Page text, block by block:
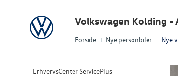
Forside Nye personbiler Nye
Volkswagen Volkswagen Kolding -
ErhvervsCenter ServicePlus